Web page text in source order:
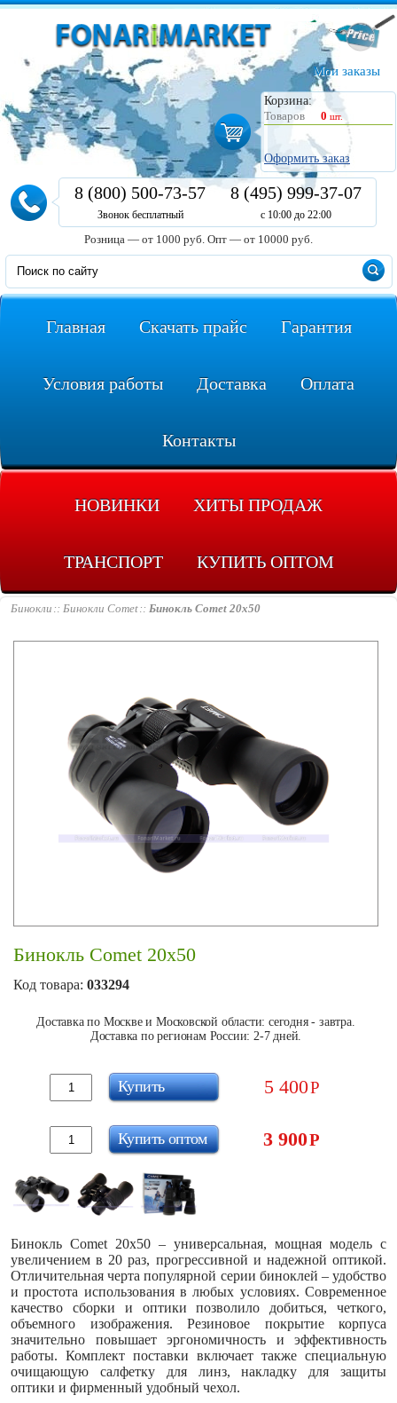
Мои заказы
Корзина:
Товаров
0 шт.
Оформить заказ
8 (800) 500-73-57
Звонок бесплатный
8 (495) 999-37-07
с 10:00 до 22:00
Розница — от 1000 руб. Опт — от 10000 руб.
Главная Скачать прайс Гарантия
Условия работы Доставка Оплата
Контакты
НОВИНКИ ХИТЫ ПРОДАЖ
ТРАНСПОРТ КУПИТЬ ОПТОМ
Бинокли Бинокли Comet Бинокль Comet 20x50
Бинокль Comet 20x50
Код товара: 033294
Доставка по Москве и Московской области: сегодня - завтра.
Доставка по регионам России: 2-7 дней.
5 400Р
Купить
3 900Р
Купить оптом
Бинокль Comet 20x50 – универсальная, мощная модель с
увеличением в 20 раз, прогрессивной и надежной оптикой.
Отличительная черта популярной серии биноклей – удобство
и простота использования в любых условиях. Современное
качество сборки и оптики позволило добиться, четкого,
объемного изображения. Резиновое покрытие корпуса
значительно повышает эргономичность и эффективность
работы. Комплект поставки включает также специальную
очищающую салфетку для линз, накладку для защиты
оптики и фирменный удобный чехол.